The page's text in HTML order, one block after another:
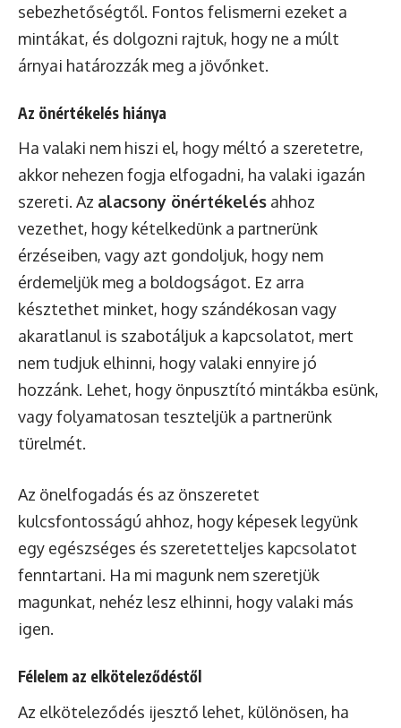
sebezhetőségtől. Fontos felismerni ezeket a
mintákat, és dolgozni rajtuk, hogy ne a múlt
árnyai határozzák meg a jövőnket.
Az önértékelés hiánya
Ha valaki nem hiszi el, hogy méltó a szeretetre,
akkor nehezen fogja elfogadni, ha valaki igazán
szereti. Az alacsony önértékelés ahhoz
vezethet, hogy kételkedünk a partnerünk
érzéseiben, vagy azt gondoljuk, hogy nem
érdemeljük meg a boldogságot. Ez arra
késztethet minket, hogy szándékosan vagy
akaratlanul is szabotáljuk a kapcsolatot, mert
nem tudjuk elhinni, hogy valaki ennyire jó
hozzánk. Lehet, hogy önpusztító mintákba esünk,
vagy folyamatosan teszteljük a partnerünk
türelmét.
Az önelfogadás és az önszeretet
kulcsfontosságú ahhoz, hogy képesek legyünk
egy egészséges és szeretetteljes kapcsolatot
fenntartani. Ha mi magunk nem szeretjük
magunkat, nehéz lesz elhinni, hogy valaki más
igen.
Félelem az elköteleződéstől
Az elköteleződés ijesztő lehet, különösen, ha